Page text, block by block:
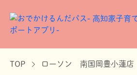
TOP ローソン 南国岡豊小蓮店